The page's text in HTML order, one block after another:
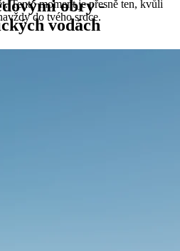
Tento moment je přesně ten, kvůli
do tvého srdce.
obry -
vodách